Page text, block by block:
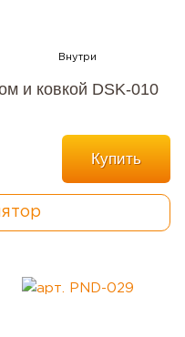
и ковкой DSK-010
Купить